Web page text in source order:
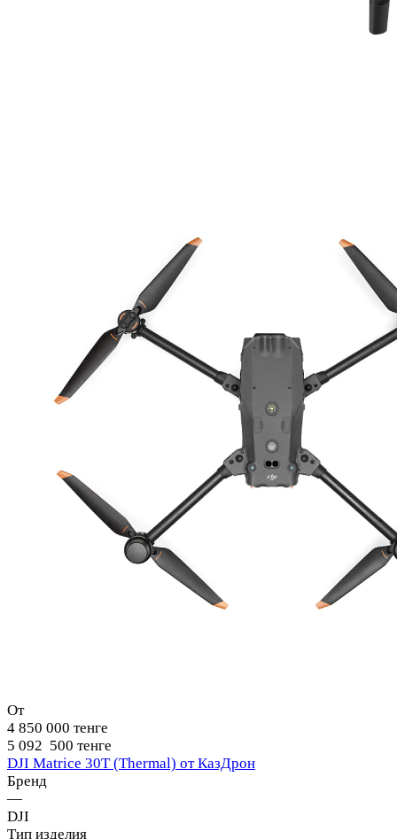
От
4 850 000 тенге
5 092 500 тенге
DJI Matrice 30T (Thermal) от КазДрон
Бренд
—
DJI
Тип изделия